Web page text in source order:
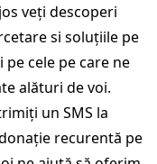
veți descoperi
si soluțiile pe
cele pe care ne
alături de voi.
un SMS la
recurentă pe